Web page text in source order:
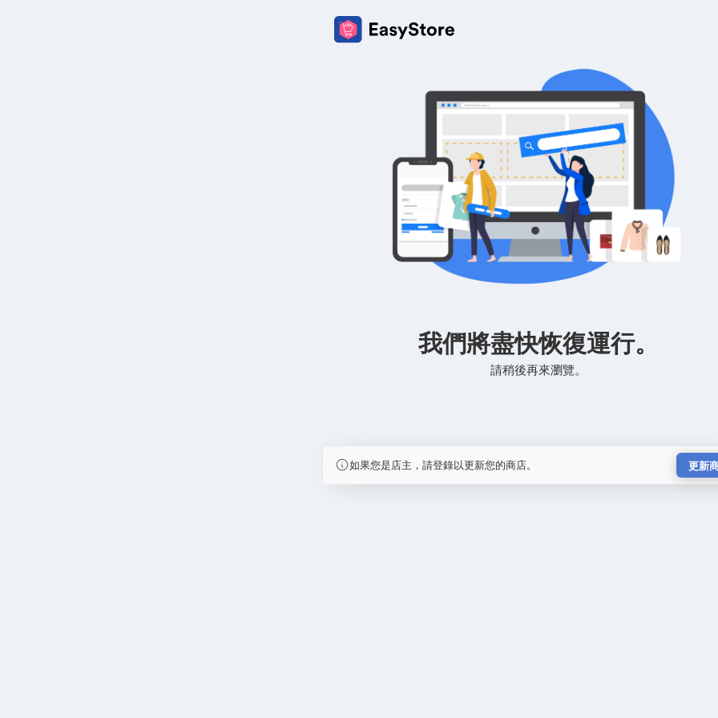
我們將盡快恢復運行。
請稍後再來瀏覽。
如果您是店主，請登錄以更新您的商店。 更新